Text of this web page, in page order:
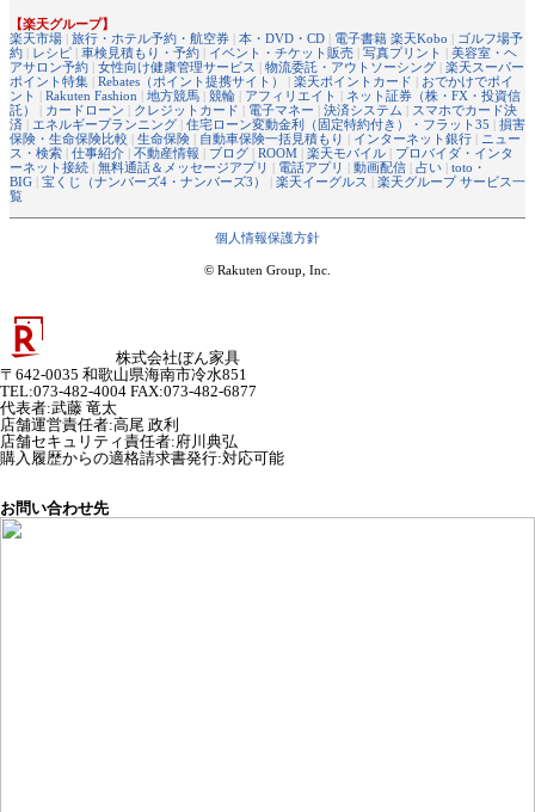
【楽天グループ】
楽天市場 | 旅行・ホテル予約・航空券 | 本・DVD・CD | 電子書籍 楽天Kobo | ゴルフ場予
約 | レシピ | 車検見積もり・予約 | イベント・チケット販売 | 写真プリント | 美容室・ヘ
アサロン予約 | 女性向け健康管理サービス | 物流委託・アウトソーシング | 楽天スーパー
ポイント特集 | Rebates（ポイント提携サイト） | 楽天ポイントカード | おでかけでポイ
ント | Rakuten Fashion | 地方競馬 | 競輪 | アフィリエイト | ネット証券（株・FX・投資信
託）
| カードローン | クレジットカード | 電子マネー | 決済システム | スマホでカード決
済 | エネルギープランニング | 住宅ローン変動金利（固定特約付き）・フラット35 | 損害
保険・生命保険比較 | 生命保険 | 自動車保険一括見積もり | インターネット銀行 | ニュー
ス・検索 | 仕事紹介 | 不動産情報 | ブログ | ROOM | 楽天モバイル | プロバイダ・インタ
ーネット接続 | 無料通話＆メッセージアプリ | 電話アプリ | 動画配信 | 占い | toto・
BIG | 宝くじ（ナンバーズ4・ナンバーズ3） | 楽天イーグルス | 楽天グループ サービス一
覧
個人情報保護方針
© Rakuten Group, Inc.
株式会社ぼん家具
〒642-0035 和歌山県海南市冷水851
TEL:073-482-4004 FAX:073-482-6877
代表者:武藤 竜太
店舗運営責任者:高尾 政利
店舗セキュリティ責任者:府川典弘
購入履歴からの適格請求書発行:対応可能
お問い合わせ先